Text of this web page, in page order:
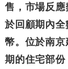
售，市場反
於回顧期內
幣。位於南
期的住宅部